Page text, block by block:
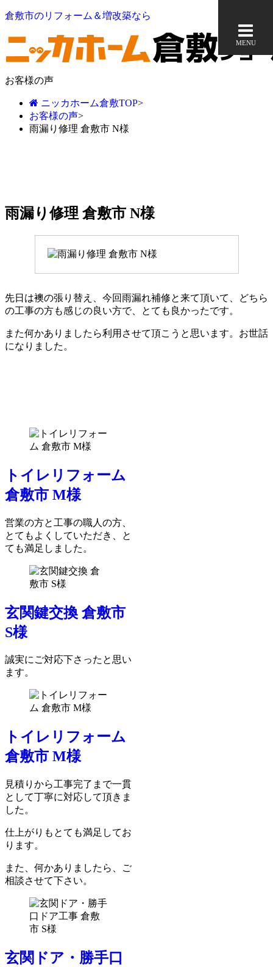
倉敷市のリフォーム＆増改築なら
MENU
お客様の声
ニッカホーム倉敷TOP>
お客様の声>
雨漏り修理 倉敷市 N様
雨漏り修理 倉敷市 N様
先日は襖の張り替え、今回雨漏れ補修と来て頂いて、どちら
の工事の方も感じの良い方で、とても良かったです。
また何かありましたら利用させて頂こうと思います。お世話
になりました。
トイレリフォーム
倉敷市 M様
営業の方と工事の職人の方、
とてもよくしていただき、と
ても満足しました。
玄関鍵交換 倉敷市
S様
誠実にご対応下さったと思い
ます。
トイレリフォーム
倉敷市 M様
見積りから工事完了まで一貫
として丁寧に対応して頂きま
した。
仕上がりもとても満足してお
ります。
また、何かありましたら、ご
相談させて下さい。
玄関ドア・勝手口